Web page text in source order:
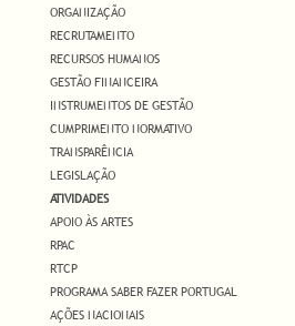
ORGANIZAÇÃO
RECRUTAMENTO
RECURSOS HUMANOS
GESTÃO FINANCEIRA
INSTRUMENTOS DE GESTÃO
CUMPRIMENTO NORMATIVO
TRANSPARÊNCIA
LEGISLAÇÃO
ATIVIDADES
APOIO ÀS ARTES
RPAC
RTCP
PROGRAMA SABER FAZER PORTUGAL
AÇÕES NACIONAIS